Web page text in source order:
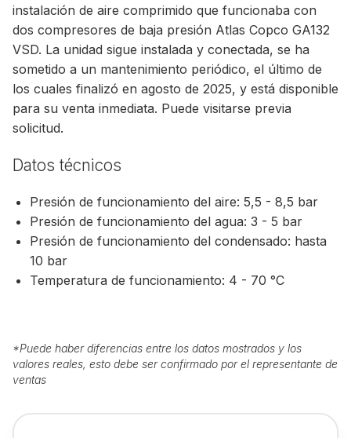
instalación de aire comprimido que funcionaba con
dos compresores de baja presión Atlas Copco GA132
VSD. La unidad sigue instalada y conectada, se ha
sometido a un mantenimiento periódico, el último de
los cuales finalizó en agosto de 2025, y está disponible
para su venta inmediata. Puede visitarse previa
solicitud.
Datos técnicos
Presión de funcionamiento del aire: 5,5 - 8,5 bar
Presión de funcionamiento del agua: 3 - 5 bar
Presión de funcionamiento del condensado: hasta
10 bar
Temperatura de funcionamiento: 4 - 70 °C
*Puede haber diferencias entre los datos mostrados y los
valores reales, esto debe ser confirmado por el representante de
ventas